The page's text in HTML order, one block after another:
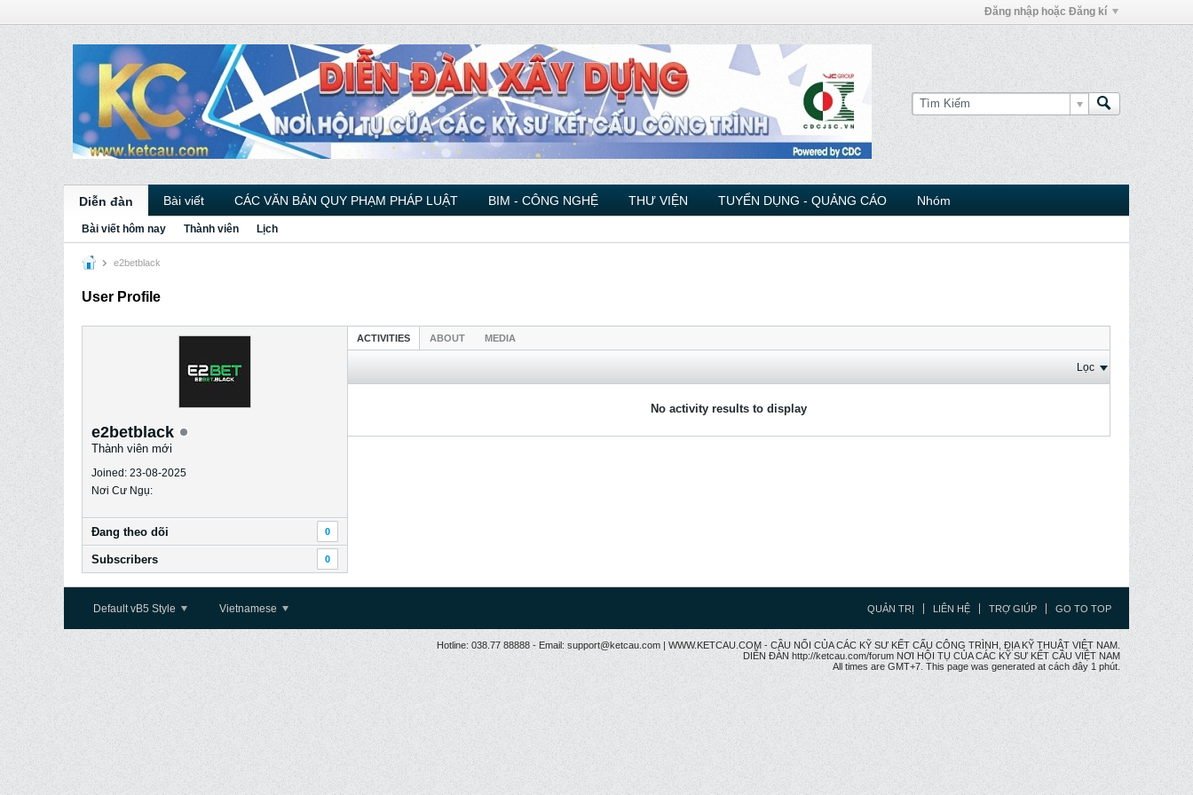
Đăng nhập hoặc Đăng kí
Diễn đàn Bài viết CÁC VĂN BẢN QUY PHẠM PHÁP LUẬT BIM - CÔNG NGHỆ THƯ VIỆN TUYỂN DỤNG - QUẢNG CÁO Nhóm
Bài viết hôm nay Thành viên Lịch
e2betblack
User Profile
e2betblack
Thành viên mới
Joined: 23-08-2025
Nơi Cư Ngụ:
Ðang theo dõi 0
Subscribers 0
ACTIVITIES ABOUT MEDIA
Lọc
No activity results to display
Default vB5 Style Vietnamese QUẢN TRỊ LIÊN HỆ TRỢ GIÚP GO TO TOP
Hotline: 038.77 88888 - Email: support@ketcau.com | WWW.KETCAU.COM - CẦU NỐI CỦA CÁC KỸ SƯ KẾT CẤU CÔNG TRÌNH, ĐỊA KỸ THUẬT VIỆT NAM.
DIỄN ĐÀN http://ketcau.com/forum NƠI HỘI TỤ CỦA CÁC KỸ SƯ KẾT CÂU VIỆT NAM
All times are GMT+7. This page was generated at cách đây 1 phút.